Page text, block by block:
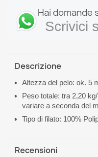
Hai
Scrivici
Descrizione
Altezza del pelo: ok. 5
Peso totale: tra 2,20
variare a seconda del
Tipo di filato: 100%
Recensioni